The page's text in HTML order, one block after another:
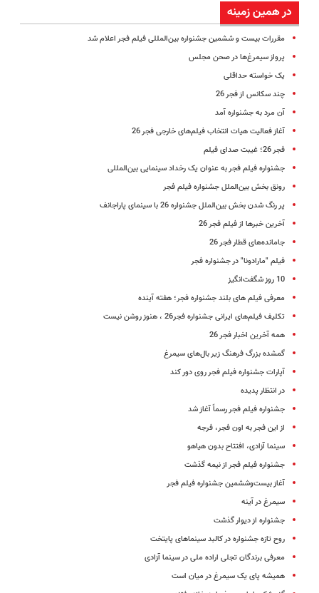
در همین زمینه
مقررات بیست و ششمین جشنواره بین‌المللی فیلم فجر اعلام شد
پرواز سیمرغ‌ها در صحن مجلس
یک خواسته حداقلی
چند سکانس از فجر 26
آن مرد به جشنواره آمد
آغاز فعالیت هیات انتخاب فیلم‌های خارجی فجر 26
فجر 26؛ غیبت صدای فیلم
جشنواره فیلم فجر به عنوان یک رخداد سینمایی بین‌المللی‌‌
رونق بخش بین‌الملل جشنواره فیلم فجر
پر رنگ شدن بخش بین‌الملل جشنواره 26 با سینمای پاراجانف
آخرین خبرها از فیلم فجر 26
جامانده‌های قطار فجر 26
فیلم "مارادونا" در جشنواره فجر
10 روز شگفت‌انگیز
معرفی فیلم های بلند جشنواره فجر؛ هفته آینده
تکلیف فیلم‌های ایرانی جشنواره فجر26 ، هنوز روشن نیست
همه آخرین اخبار فجر 26
گمشده بزرگ فرهنگ زیر بال‌های سیمرغ
آپارات جشنواره فیلم فجر روی دور کند
در انتظار پدیده
جشنواره فیلم فجر رسماً آغاز شد
از این فجر به اون فجر، فرجه
سینما آزادی، افتتاح بدون هیاهو
جشنواره فیلم فجر از نیمه گذشت
آغاز بیست‌وششمین جشنواره فیلم فجر
سیمرغ در آینه
جشنواره از دیوار گذشت
روح تازه جشنواره در کالبد سینماهای پایتخت
معرفی برندگان تجلی اراده ملی در سینما آزادی
همیشه پای یک سیمرغ در میان است